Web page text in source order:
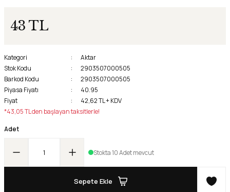
43 TL
Kategori
Aktar
Stok Kodu
2903507000505
Barkod Kodu
2903507000505
Piyasa Fiyatı
40.95
Fiyat
42,62 TL + KDV
*43,05 TL den başlayan taksitlerle!
Adet
Stokta 10 Adet mevcut
Sepete Ekle